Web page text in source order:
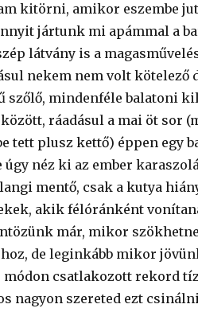
kitörni, amikor eszembe
jártunk mi apámmal a
látvány is a
nekem nem volt kötelező
szőlő, mindenféle balatoni
ráadásul a mai öt sor
tett plusz kettő) éppen egy
néz ki az ember
mentő, csak a kutya
akik félóránként
már, mikor
de leginkább mikor
csatlakozott rekord
nagyon szereted ezt